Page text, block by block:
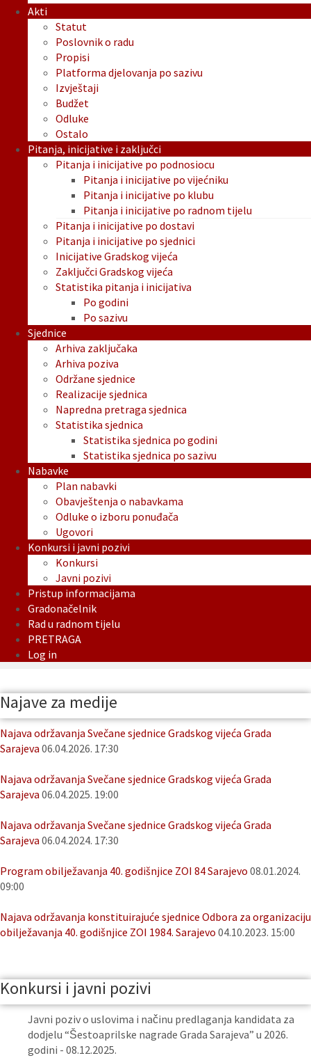
Akti
Statut
Poslovnik o radu
Propisi
Platforma djelovanja po sazivu
Izvještaji
Budžet
Odluke
Ostalo
Pitanja, inicijative i zaključci
Pitanja i inicijative po podnosiocu
Pitanja i inicijative po vijećniku
Pitanja i inicijative po klubu
Pitanja i inicijative po radnom tijelu
Pitanja i inicijative po dostavi
Pitanja i inicijative po sjednici
Inicijative Gradskog vijeća
Zaključci Gradskog vijeća
Statistika pitanja i inicijativa
Po godini
Po sazivu
Sjednice
Arhiva zaključaka
Arhiva poziva
Održane sjednice
Realizacije sjednica
Napredna pretraga sjednica
Statistika sjednica
Statistika sjednica po godini
Statistika sjednica po sazivu
Nabavke
Plan nabavki
Obavještenja o nabavkama
Odluke o izboru ponuđača
Ugovori
Konkursi i javni pozivi
Konkursi
Javni pozivi
Pristup informacijama
Gradonačelnik
Rad u radnom tijelu
PRETRAGA
Log in
Najave za medije
Najava održavanja Svečane sjednice Gradskog vijeća Grada
Sarajeva 06.04.2026. 17:30
Najava održavanja Svečane sjednice Gradskog vijeća Grada
Sarajeva 06.04.2025. 19:00
Najava održavanja Svečane sjednice Gradskog vijeća Grada
Sarajeva 06.04.2024. 17:30
Program obilježavanja 40. godišnjice ZOI 84 Sarajevo 08.01.2024.
09:00
Najava održavanja konstituirajuće sjednice Odbora za organizaciju
obilježavanja 40. godišnjice ZOI 1984. Sarajevo 04.10.2023. 15:00
Konkursi i javni pozivi
Javni poziv o uslovima i načinu predlaganja kandidata za
dodjelu “Šestoaprilske nagrade Grada Sarajeva” u 2026.
godini - 08.12.2025.